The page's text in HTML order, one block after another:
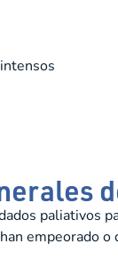
paliativos
empeorado